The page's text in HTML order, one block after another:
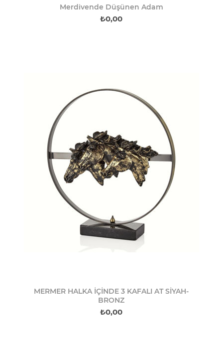
Merdivende Düşünen Adam
₺0,00
MERMER HALKA İÇİNDE 3 KAFALI AT SİYAH-
BRONZ
₺0,00